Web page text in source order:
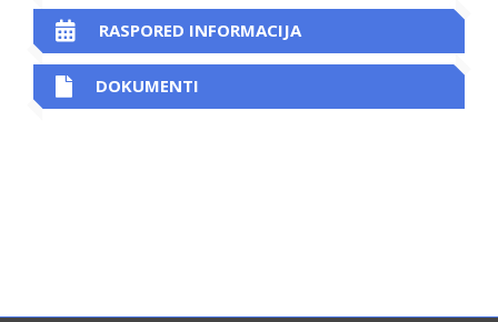
RASPORED INFORMACIJA
DOKUMENTI